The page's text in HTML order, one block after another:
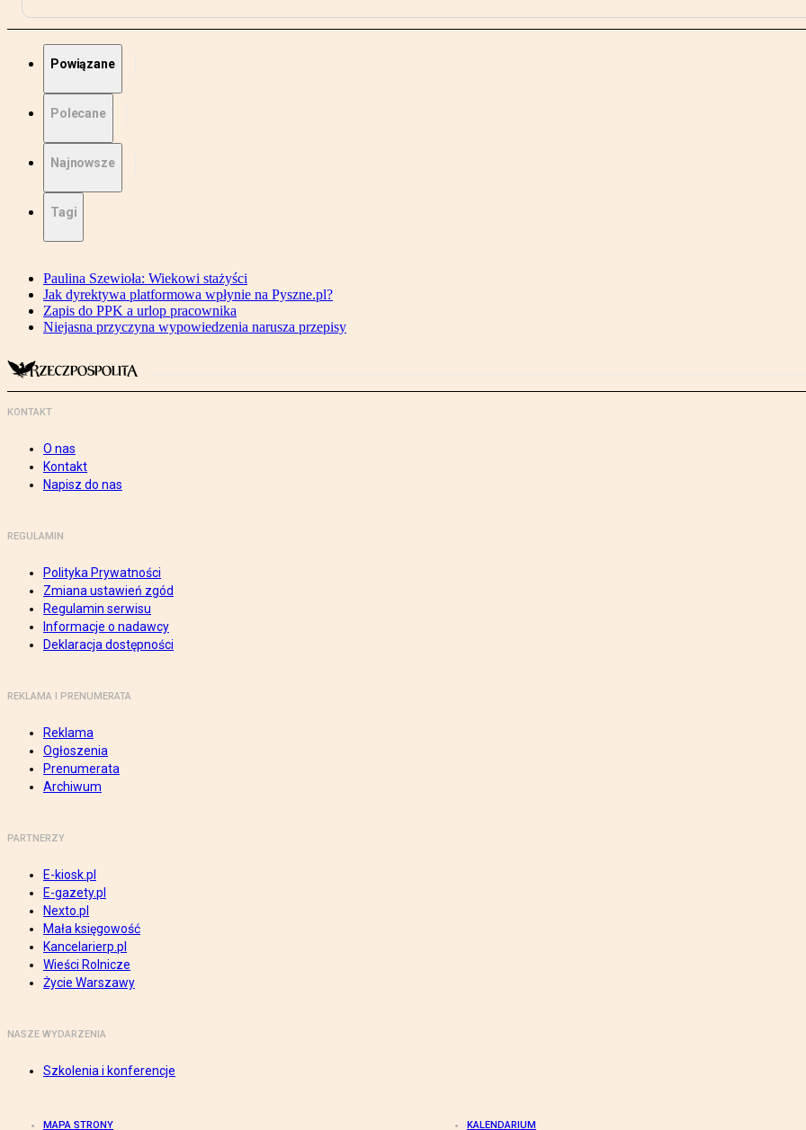
Powiązane
Polecane
Najnowsze
Tagi
Paulina Szewioła: Wiekowi stażyści
Jak dyrektywa platformowa wpłynie na Pyszne.pl?
Zapis do PPK a urlop pracownika
Niejasna przyczyna wypowiedzenia narusza przepisy
KONTAKT
O nas
Kontakt
Napisz do nas
REGULAMIN
Polityka Prywatności
Zmiana ustawień zgód
Regulamin serwisu
Informacje o nadawcy
Deklaracja dostępności
REKLAMA I PRENUMERATA
Reklama
Ogłoszenia
Prenumerata
Archiwum
PARTNERZY
E-kiosk.pl
E-gazety.pl
Nexto.pl
Mała księgowość
Kancelarierp.pl
Wieści Rolnicze
Życie Warszawy
NASZE WYDARZENIA
Szkolenia i konferencje
MAPA STRONY KALENDARIUM